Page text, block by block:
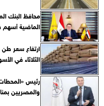
محافظ البنك
الماضية أسهم
ارتفاع سعر طن
الثلاثاء في
رئيس
والمصريين بمناسبة